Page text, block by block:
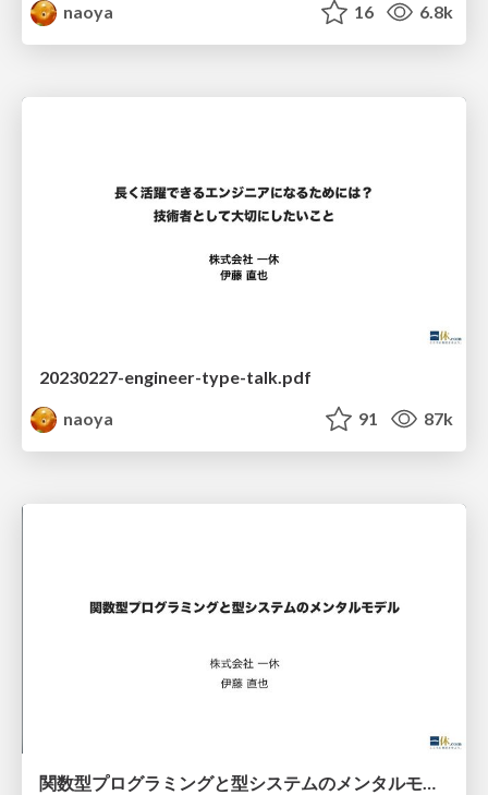
naoya 16 6.8k
20230227-engineer-type-talk.pdf
naoya
91 87k
関数型プログラミングと型システムのメンタルモデル